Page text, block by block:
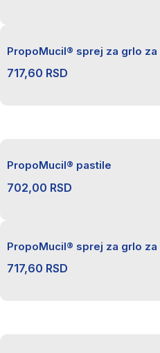
PropoMucil® sprej za grlo
717,60 RSD
PropoMucil® pastile
702,00 RSD
PropoMucil® sprej za grlo
717,60 RSD